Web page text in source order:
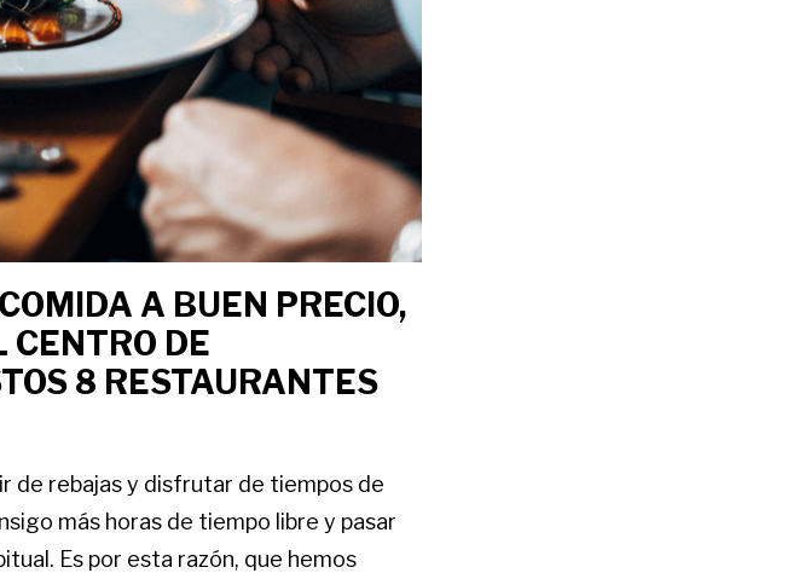
A BUEN PRECIO,
CENTRO DE
8 RESTAURANTES
de rebajas y disfrutar de tiempos de
más horas de tiempo libre y pasar
Es por esta razón, que hemos